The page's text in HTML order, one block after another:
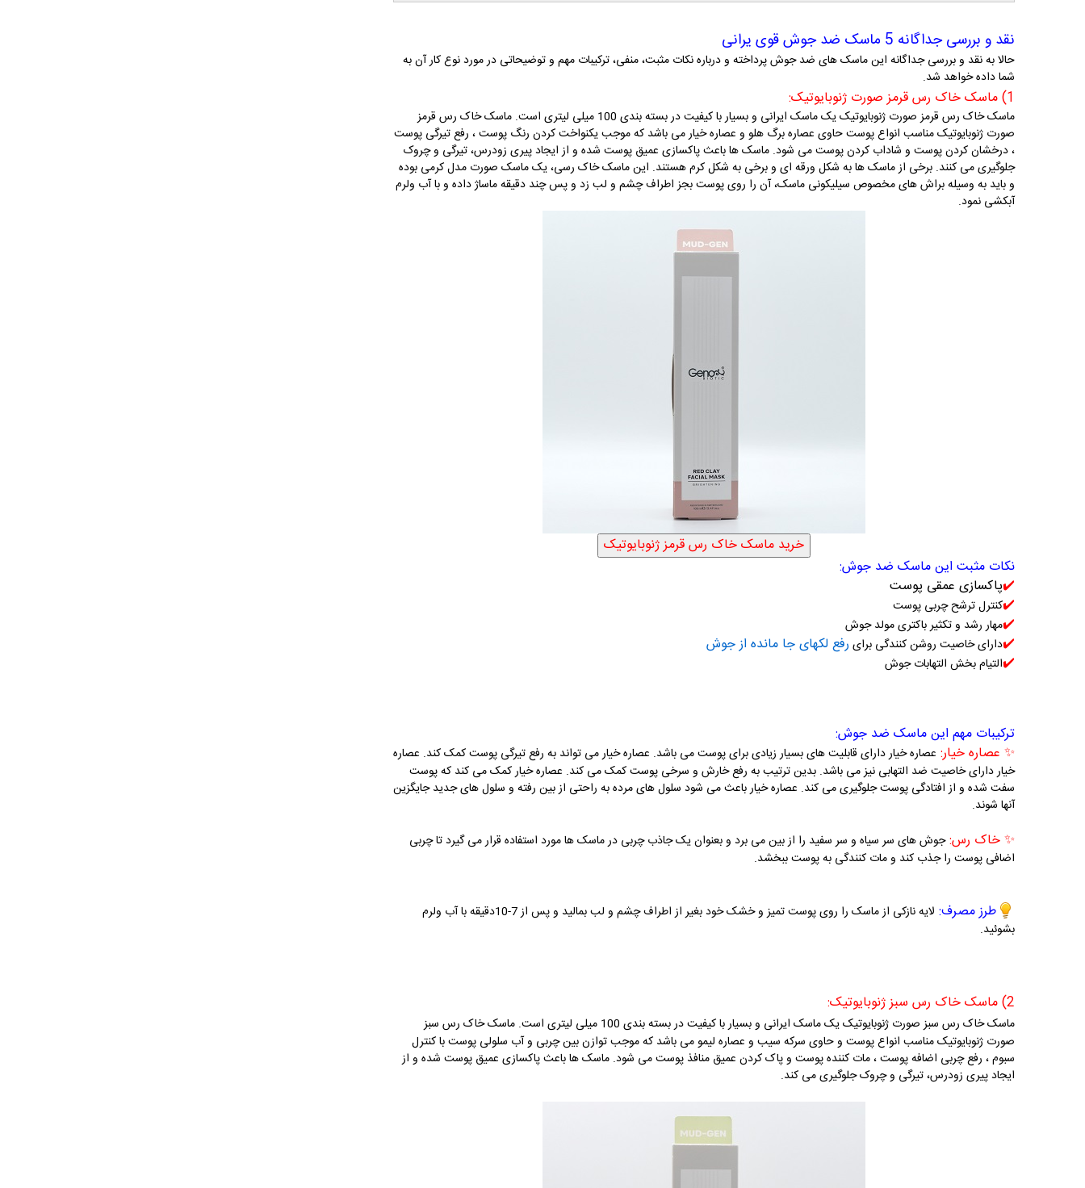
نقد و بررسی جداگانه 5 ماسک ضد جوش قوی یرانی
حالا به نقد و بررسی جداگانه این ماسک های ضد جوش پرداخته و درباره نکات مثبت، منفی، ترکیبات مهم و توضیحاتی در مورد نوع کار آن به
شما داده خواهد شد.
1) ماسک خاک رس قرمز صورت ژنوبایوتیک:
ماس
ک خاک رس قرمز صورت ژنوبایوتیک یک ماسک ایرانی و بسیار با کیفیت در بسته بندی 100 میلی لیتری است. ماسک خاک رس قرمز
صورت ژنوبایوتیک مناسب انواع پوست حاوی عصاره برگ هلو و عصاره خیار می باشد که موجب یکنواخت کردن رنگ پوست ، رفع تیرگی پوست
، درخشان کردن پوست و شاداب کردن پوست می شود. ماسک ها باعث پاکسازی عمیق پوست شده و از ایجاد پیری زودرس، تیرگی و چروک
جلوگیری می کنند. برخی از ماسک ها به شکل ورقه ای و برخی به شکل کرم هستند. این ماسک خاک رسی، یک ماسک صورت مدل کرمی بوده
و باید به وسیله براش های مخصوص سیلیکونی ماسک، آن را روی پوست بجز اطراف چشم و لب زد و پس چند دقیقه ماساژ داده و با آب ولرم
آبکشی نمود.
نکات مثبت این ماسک ضد جوش:
✔️پاکسازی عمقی پوست
✔️کنترل ترشح چربی پوست
✔️مهار رشد و تکثیر باکتری مولد جوش
✔️دارای خاصیت روشن کنندگی برای رفع لکهای جا مانده از جوش
✔️التیام بخش التهابات جوش
ترکیبات مهم این ماسک ضد جوش:
✨ عصاره خیار: عصاره خیار دارای قابلیت های بسیار زیادی برای پوست می باشد. عصاره خیار می تواند به رفع تیرگی پوست کمک کند. عصاره
خیار دارای خاصیت ضد التهابی نیز می باشد. بدین ترتیب به رفع خارش و سرخی پوست کمک می کند. عصاره خیار کمک می کند که پوست
سفت شده و از افتادگی پوست جلوگیری می کند. عصاره خیار باعث می شود سلول های مرده به راحتی از بین رفته و سلول های جدید جایگزین
آنها شوند.
✨خاک رس:جوش های سر سیاه و سر سفید را از بین می برد و بعنوان یک جاذب چربی در ماسک ها مورد استفاده قرار می گیرد تا چربی
اضافی پوست را جذب کند و مات کنندگی به پوست ببخشد.
طرز مصرف: ل
ایه نازکی از ماسک را روی پوست تمیز و خشک خود بغیر از اطراف چشم و لب بمالید و پس از 7-10دقیقه با آب ولرم
بشوئید.
2) ماسک خاک رس سبز ژنوبایوتیک:
ماس
ک خاک رس سبز صورت ژنوبایوتیک یک ماسک ایرانی و بسیار با کیفیت در بسته بندی 100 میلی لیتری است. ماسک خاک رس سبز
صورت ژنوبایوتیک مناسب انواع پوست و حاوی سرکه سیب و عصاره لیمو می باشد که موجب توازن بین چربی و آب سلولی پوست با کنترل
سبوم ، رفع چربی اضافه پوست ، مات کننده پوست و پاک کردن عمیق منافذ پوست می شود. ماسک ها باعث پاکسازی عمیق پوست شده و از
ایجاد پیری زودرس، تیرگی و چروک جلوگیری می کند.